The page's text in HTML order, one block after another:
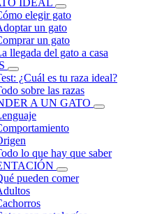
IDEAL
elegir gato
un gato
un gato
llegada del gato a casa
¿Cuál es tu raza ideal?
sobre las razas
A UN GATO
lo que hay que saber
pueden comer